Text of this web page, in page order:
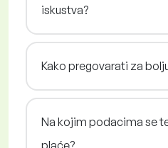
iskustva?
Kako pregovarati za
Na kojim podacima se